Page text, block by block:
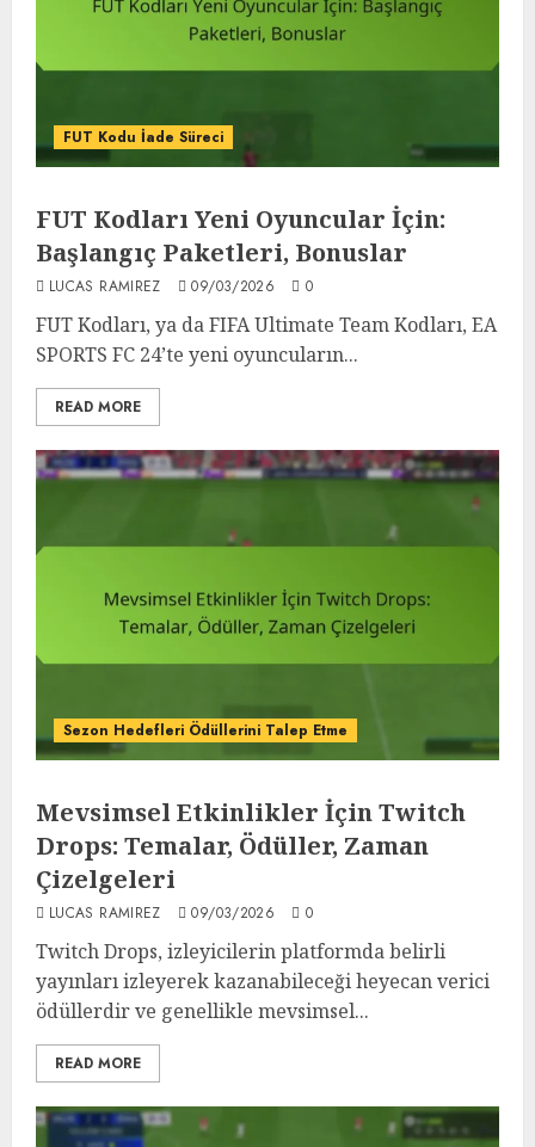
FUT Kodu İade Süreci
FUT Kodları Yeni Oyuncular İçin:
Başlangıç Paketleri, Bonuslar
LUCAS RAMIREZ 09/03/2026 0
FUT Kodları, ya da FIFA Ultimate Team Kodları, EA
SPORTS FC 24’te yeni oyuncuların...
READ MORE
Sezon Hedefleri Ödüllerini Talep Etme
Mevsimsel Etkinlikler İçin Twitch
Drops: Temalar, Ödüller, Zaman
Çizelgeleri
LUCAS RAMIREZ 09/03/2026 0
Twitch Drops, izleyicilerin platformda belirli
yayınları izleyerek kazanabileceği heyecan verici
ödüllerdir ve genellikle mevsimsel...
READ MORE